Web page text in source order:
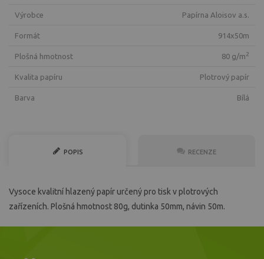
Výrobce Papírna Aloisov a.s.
Formát 914x50m
Plošná hmotnost 80 g/m2
Kvalita papíru plotrový papír
Barva bílá
POPIS RECENZE
Vysoce kvalitní hlazený papír určený pro tisk v plotrových
zařízeních. Plošná hmotnost 80g, dutinka 50mm, návin 50m.